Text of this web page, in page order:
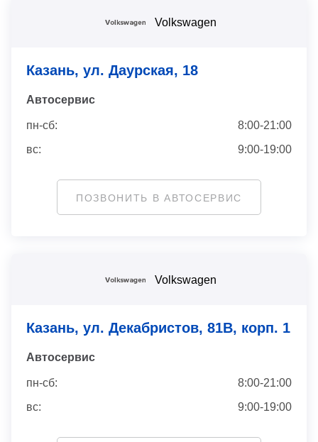
Volkswagen
Казань, ул. Даурская, 18
Автосервис
пн-сб:
8:00-21:00
вс:
9:00-19:00
ПОЗВОНИТЬ В АВТОСЕРВИС
Volkswagen
Казань, ул. Декабристов, 81В, корп. 1
Автосервис
пн-сб:
8:00-21:00
вс:
9:00-19:00